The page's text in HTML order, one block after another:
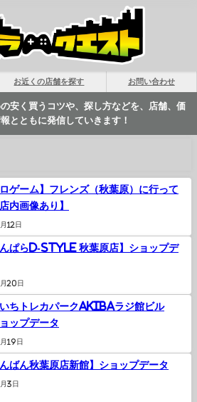
お近くの店舗を探す お問い合わせ
安く買うコツや、探し方などを、店舗、価
とともに発信していきます！
ロゲーム】フレンズ（秋葉原）に行って
内画像あり】
12日
んぱらD-Style 秋葉原店】ショップデ
20日
いちトレカパークAKIBAラジ館ビル
ップデータ
19日
んばん秋葉原店新館】ショップデータ
3日